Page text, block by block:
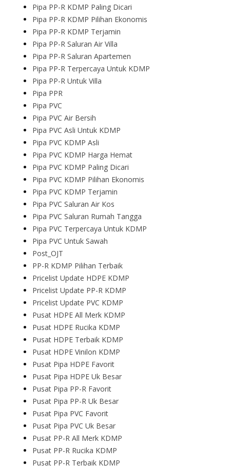
Pipa PP-R KDMP Paling Dicari
Pipa PP-R KDMP Pilihan Ekonomis
Pipa PP-R KDMP Terjamin
Pipa PP-R Saluran Air Villa
Pipa PP-R Saluran Apartemen
Pipa PP-R Terpercaya Untuk KDMP
Pipa PP-R Untuk Villa
Pipa PPR
Pipa PVC
Pipa PVC Air Bersih
Pipa PVC Asli Untuk KDMP
Pipa PVC KDMP Asli
Pipa PVC KDMP Harga Hemat
Pipa PVC KDMP Paling Dicari
Pipa PVC KDMP Pilihan Ekonomis
Pipa PVC KDMP Terjamin
Pipa PVC Saluran Air Kos
Pipa PVC Saluran Rumah Tangga
Pipa PVC Terpercaya Untuk KDMP
Pipa PVC Untuk Sawah
Post_OJT
PP-R KDMP Pilihan Terbaik
Pricelist Update HDPE KDMP
Pricelist Update PP-R KDMP
Pricelist Update PVC KDMP
Pusat HDPE All Merk KDMP
Pusat HDPE Rucika KDMP
Pusat HDPE Terbaik KDMP
Pusat HDPE Vinilon KDMP
Pusat Pipa HDPE Favorit
Pusat Pipa HDPE Uk Besar
Pusat Pipa PP-R Favorit
Pusat Pipa PP-R Uk Besar
Pusat Pipa PVC Favorit
Pusat Pipa PVC Uk Besar
Pusat PP-R All Merk KDMP
Pusat PP-R Rucika KDMP
Pusat PP-R Terbaik KDMP